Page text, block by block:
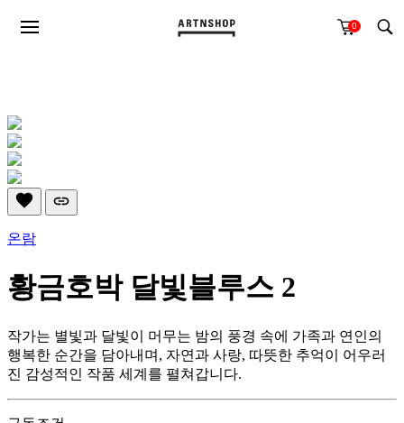
0
온람
황금호박 달빛블루스 2
작가는 별빛과 달빛이 머무는 밤의 풍경 속에 가족과 연인의
행복한 순간을 담아내며, 자연과 사랑, 따뜻한 추억이 어우러
진 감성적인 작품 세계를 펼쳐갑니다.